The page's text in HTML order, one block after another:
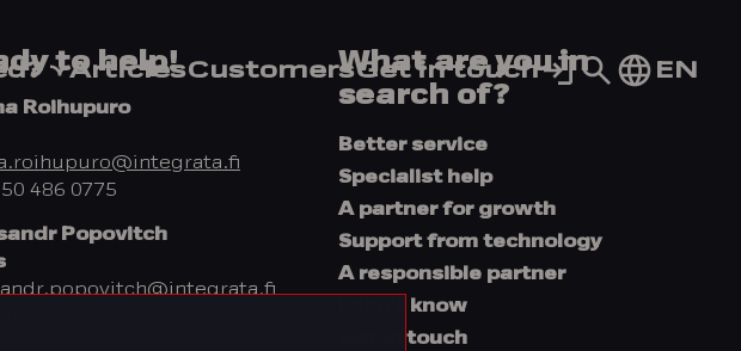
ArticlesCustomersGet in touch
Go
to
EN
to help!
Roihupuro
486 0775
Popovitch
What are you in
search of?
Better service
Specialist help
A partner for growth
Support from technology
A responsible partner
I don’t know
Get in touch